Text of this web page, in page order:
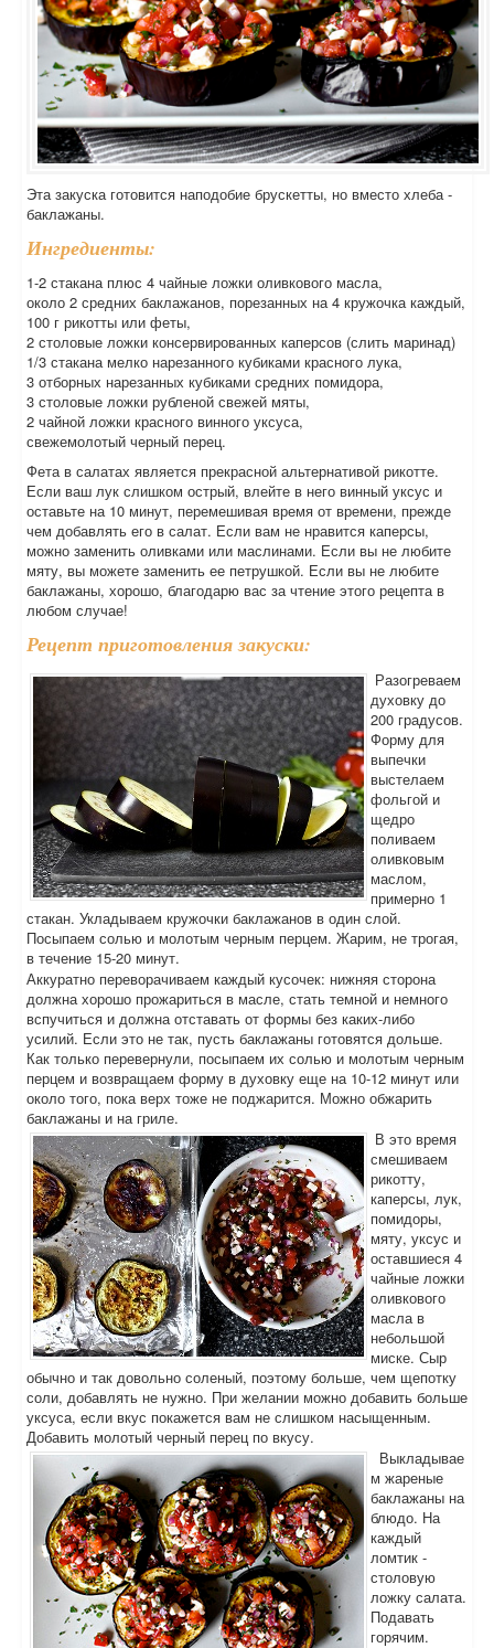
Эта закуска готовится наподобие брускетты, но вместо хлеба -
баклажаны.
Ингредиенты:
1-2 стакана плюс 4 чайные ложки оливкового масла,
около 2 средних баклажанов, порезанных на 4 кружочка каждый,
100 г рикотты или феты,
2 столовые ложки консервированных каперсов (слить маринад)
1/3 стакана мелко нарезанного кубиками красного лука,
3 отборных нарезанных кубиками средних помидора,
3 столовые ложки рубленой свежей мяты,
2 чайной ложки красного винного уксуса,
свежемолотый черный перец.
Фета в салатах является прекрасной альтернативой рикотте.
Если ваш лук слишком острый, влейте в него винный уксус и
оставьте на 10 минут, перемешивая время от времени, прежде
чем добавлять его в салат. Если вам не нравится каперсы,
можно заменить оливками или маслинами. Если вы не любите
мяту, вы можете заменить ее петрушкой. Если вы не любите
баклажаны, хорошо, благодарю вас за чтение этого рецепта в
любом случае!
Рецепт приготовления закуски:
Разогреваем
духовку до
200 градусов.
Форму для
выпечки
выстелаем
фольгой и
щедро
поливаем
оливковым
маслом,
примерно 1
стакан. Укладываем кружочки баклажанов в один слой.
Посыпаем солью и молотым черным перцем. Жарим, не трогая,
в течение 15-20 минут.
Аккуратно переворачиваем каждый кусочек: нижняя сторона
должна хорошо прожариться в масле, стать темной и немного
вспучиться и должна отставать от формы без каких-либо
усилий. Если это не так, пусть баклажаны готовятся дольше.
Как только перевернули, посыпаем их солью и молотым черным
перцем и возвращаем форму в духовку еще на 10-12 минут или
около того, пока верх тоже не поджарится. Можно обжарить
баклажаны и на гриле.
В это время
смешиваем
рикотту,
каперсы, лук,
помидоры,
мяту, уксус и
оставшиеся 4
чайные ложки
оливкового
масла в
небольшой
миске. Сыр
обычно и так довольно соленый, поэтому больше, чем щепотку
соли, добавлять не нужно. При желании можно добавить больше
уксуса, если вкус покажется вам не слишком насыщенным.
Добавить молотый черный перец по вкусу.
Выкладывае
м жареные
баклажаны на
блюдо. На
каждый
ломтик -
столовую
ложку салата.
Подавать
горячим.